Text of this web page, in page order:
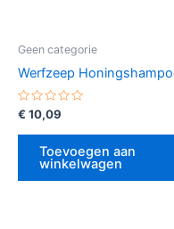
Geen categorie
Werfzeep
Gewaardeerd
0
uit
€ 10,09
Toevoegen aan
winkelwagen